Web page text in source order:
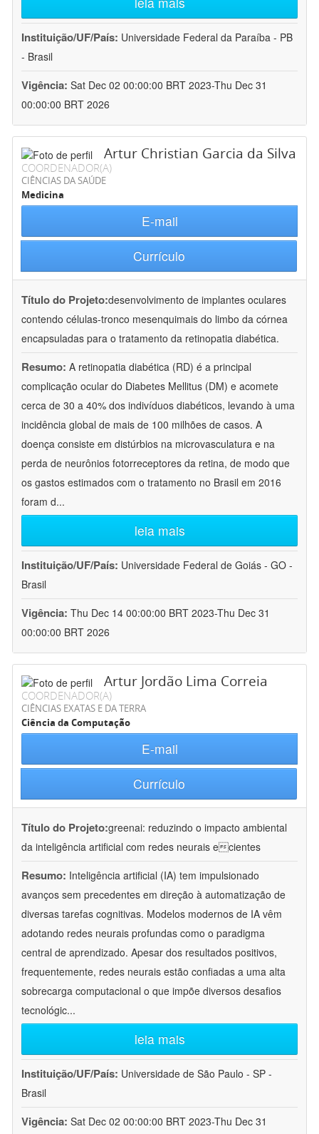
Instituição/UF/País: Universidade Federal da Paraíba - PB
- Brasil
Vigência: Sat Dec 02 00:00:00 BRT 2023-Thu Dec 31
00:00:00 BRT 2026
Artur Christian Garcia da Silva
COORDENADOR(A)
CIÊNCIAS DA SAÚDE
Medicina
E-mail
Currículo
Título do Projeto:desenvolvimento de implantes oculares
contendo células-tronco mesenquimais do limbo da córnea
encapsuladas para o tratamento da retinopatia diabética.
Resumo: A retinopatia diabética (RD) é a principal
complicação ocular do Diabetes Mellitus (DM) e acomete
cerca de 30 a 40% dos indivíduos diabéticos, levando à uma
incidência global de mais de 100 milhões de casos. A
doença consiste em distúrbios na microvasculatura e na
perda de neurônios fotorreceptores da retina, de modo que
os gastos estimados com o tratamento no Brasil em 2016
foram d...
leia mais
Instituição/UF/País: Universidade Federal de Goiás - GO -
Brasil
Vigência: Thu Dec 14 00:00:00 BRT 2023-Thu Dec 31
00:00:00 BRT 2026
Artur Jordão Lima Correia
COORDENADOR(A)
CIÊNCIAS EXATAS E DA TERRA
Ciência da Computação
E-mail
Currículo
Título do Projeto:greenai: reduzindo o impacto ambiental
da inteligência artificial com redes neurais ecientes
Resumo: Inteligência artificial (IA) tem impulsionado
avanços sem precedentes em direção à automatização de
diversas tarefas cognitivas. Modelos modernos de IA vêm
adotando redes neurais profundas como o paradigma
central de aprendizado. Apesar dos resultados positivos,
frequentemente, redes neurais estão confiadas a uma alta
sobrecarga computacional o que impõe diversos desafios
tecnológic...
leia mais
Instituição/UF/País: Universidade de São Paulo - SP -
Brasil
Vigência: Sat Dec 02 00:00:00 BRT 2023-Thu Dec 31